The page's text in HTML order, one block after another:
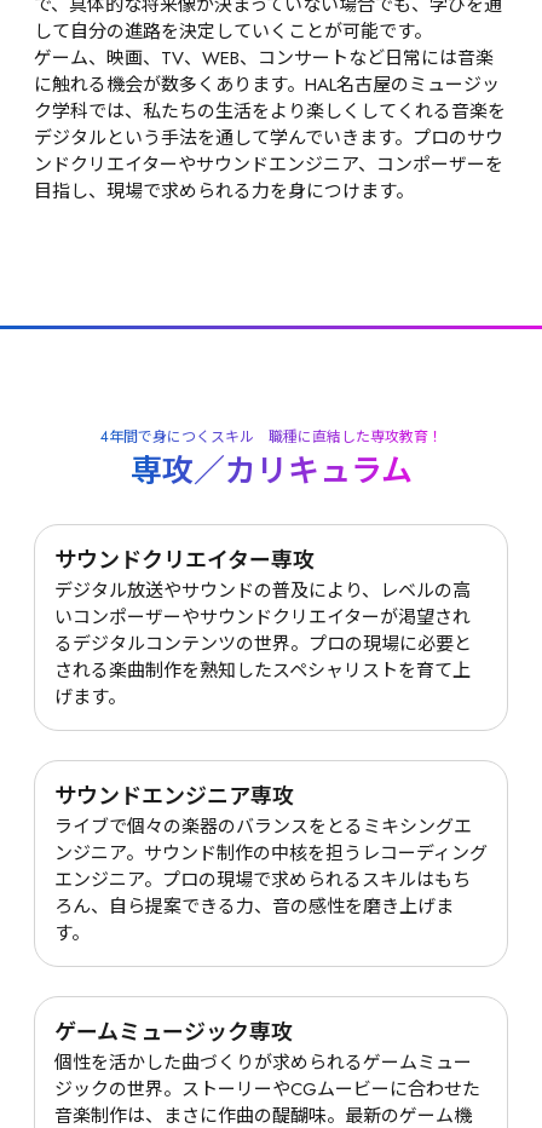
して自分の進路を決定していくことが可能です。
ゲーム、映画、TV、WEB、コンサートなど日常には音楽
に触れる機会が数多くあります。HAL名古屋のミュージッ
ク学科では、私たちの生活をより楽しくしてくれる音楽を
デジタルという手法を通して学んでいきます。プロのサウ
ンドクリエイターやサウンドエンジニア、コンポーザーを
目指し、現場で求められる力を身につけます。
4年間で身につくスキル　職種に直結した専攻教育！
専攻／カリキュラム
サウンドクリエイター専攻
デジタル放送やサウンドの普及により、レベルの高
いコンポーザーやサウンドクリエイターが渇望され
るデジタルコンテンツの世界。プロの現場に必要と
される楽曲制作を熟知したスペシャリストを育て上
げます。
サウンドエンジニア専攻
ライブで個々の楽器のバランスをとるミキシングエ
ンジニア。サウンド制作の中核を担うレコーディング
エンジニア。プロの現場で求められるスキルはもち
ろん、自ら提案できる力、音の感性を磨き上げま
す。
ゲームミュージック専攻
個性を活かした曲づくりが求められるゲームミュー
ジックの世界。ストーリーやCGムービーに合わせた
音楽制作は、まさに作曲の醍醐味。最新のゲーム機